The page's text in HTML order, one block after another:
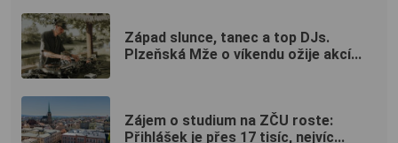
Západ slunce, tanec a top DJs.
Plzeňská Mže o víkendu ožije akcí...
Zájem o studium na ZČU roste:
Přihlášek je přes 17 tisíc, nejvíc...